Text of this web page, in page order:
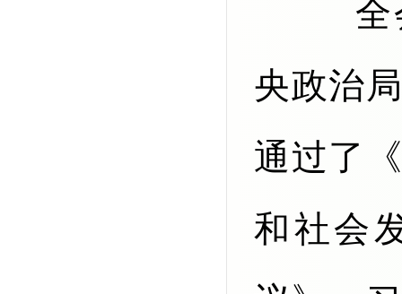
全会听取和讨论了习近平受中
央政治
通过了
和社会